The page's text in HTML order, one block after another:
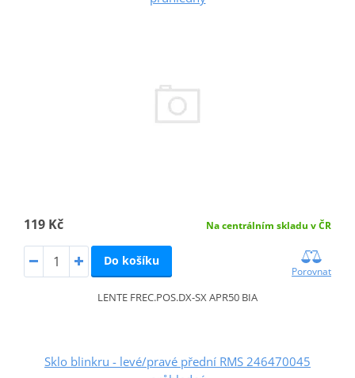
119 Kč Na centrálním skladu v ČR
Do košíku
Porovnat
LENTE FREC.POS.DX-SX APR50 BIA
Sklo blinkru - levé/pravé přední RMS 246470045